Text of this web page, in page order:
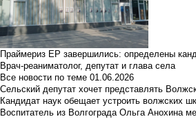
Праймериз ЕР завершились: определены
Врач-реаниматолог, депутат и глава села
Все новости по теме 01.06.2026
Сельский депутат хочет представлять
Кандидат наук обещает устроить волжских
Воспитатель из Волгограда Ольга Анохина